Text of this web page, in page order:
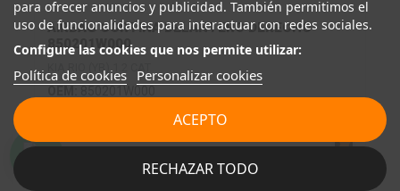
AIRBAG CORTINA DELANTERO DERECHO
850201W000
para ofrecer anuncios y publicidad. También permitimos el
uso de funcionalidades para interactuar con redes sociales.
Configure las cookies que nos permite utilizar:
Política de cookies Personalizar cookies
RECHAZAR TODO
ACEPTO